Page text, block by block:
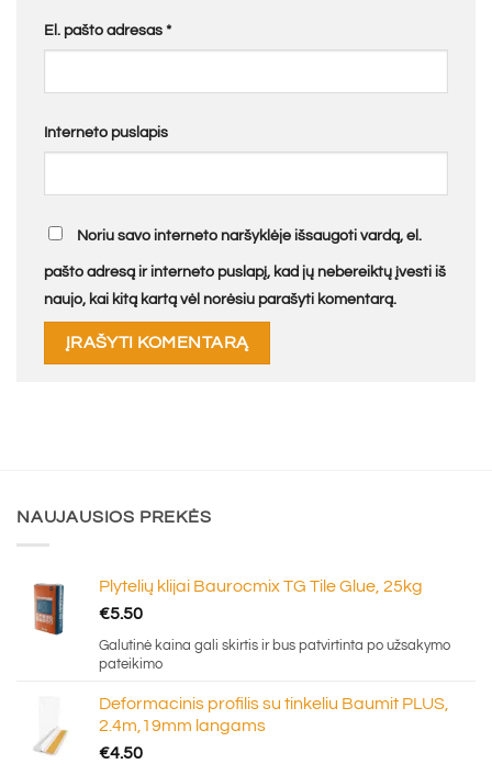
El. pašto adresas *
Interneto puslapis
Noriu savo interneto naršyklėje išsaugoti vardą, el.
pašto adresą ir interneto puslapį, kad jų nebereiktų įvesti iš
naujo, kai kitą kartą vėl norėsiu parašyti komentarą.
NAUJAUSIOS PREKĖS
Plytelių klijai Baurocmix TG Tile Glue, 25kg
€5.50
Galutinė kaina gali skirtis ir bus patvirtinta po užsakymo
pateikimo
Deformacinis profilis su tinkeliu Baumit PLUS,
2.4m,19mm langams
€4.50